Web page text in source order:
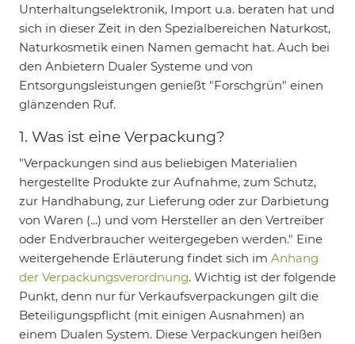
Unterhaltungselektronik, Import u.a. beraten hat und
sich in dieser Zeit in den Spezialbereichen Naturkost,
Naturkosmetik einen Namen gemacht hat. Auch bei
den Anbietern Dualer Systeme und von
Entsorgungsleistungen genießt "Forschgrün" einen
glänzenden Ruf.
1. Was ist eine Verpackung?
"Verpackungen sind aus beliebigen Materialien
hergestellte Produkte zur Aufnahme, zum Schutz,
zur Handhabung, zur Lieferung oder zur Darbietung
von Waren (...) und vom Hersteller an den Vertreiber
oder Endverbraucher weitergegeben werden." Eine
weitergehende Erläuterung findet sich im Anhang
der Verpackungsverordnung. Wichtig ist der folgende
Punkt, denn nur für Verkaufsverpackungen gilt die
Beteiligungspflicht (mit einigen Ausnahmen) an
einem Dualen System. Diese Verpackungen heißen